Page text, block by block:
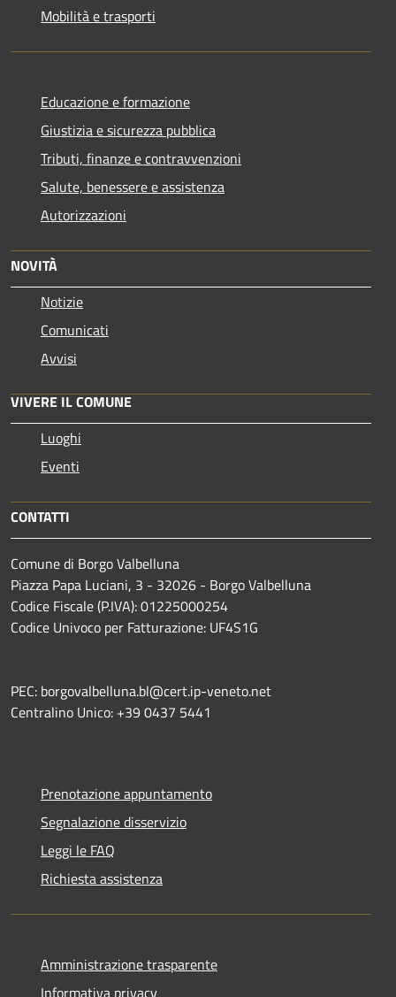
Mobilità e trasporti
Educazione e formazione
Giustizia e sicurezza pubblica
Tributi, finanze e contravvenzioni
Salute, benessere e assistenza
Autorizzazioni
NOVITÀ
Notizie
Comunicati
Avvisi
VIVERE IL COMUNE
Luoghi
Eventi
CONTATTI
Comune di Borgo Valbelluna
Piazza Papa Luciani, 3 - 32026 - Borgo Valbelluna
Codice Fiscale (P.IVA): 01225000254
Codice Univoco per Fatturazione: UF4S1G
PEC: borgovalbelluna.bl@cert.ip-veneto.net
Centralino Unico: +39 0437 5441
Prenotazione appuntamento
Segnalazione disservizio
Leggi le FAQ
Richiesta assistenza
Amministrazione trasparente
Informativa privacy